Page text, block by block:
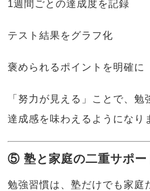
1週間ごとの達成度を記録
テスト結果をグラフ化
褒められるポイントを明確に
「努力が見える」ことで、
達成感を味わえるようになり
⑤ 塾と家庭の二重サポー
勉強習慣は、塾だけでも家庭